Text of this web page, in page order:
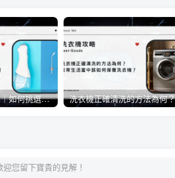
家用型沖牙器推薦｜如何挑選沖牙器？徹底解除牙垢隙縫問題就看這篇！